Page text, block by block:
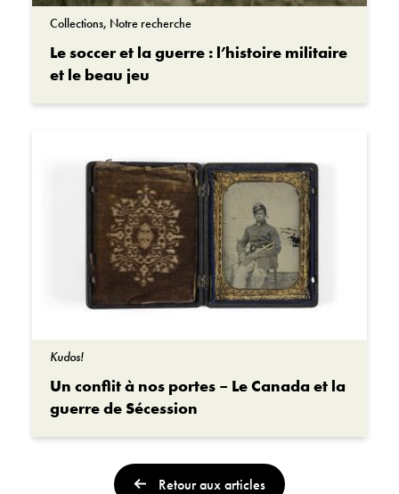
Collections, Notre recherche
Le soccer et la guerre : l’histoire militaire
et le beau jeu
Kudos!
Un conflit à nos portes – Le Canada et la
guerre de Sécession
Retour aux articles